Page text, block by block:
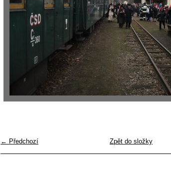
← Předchozí Zpět do složky